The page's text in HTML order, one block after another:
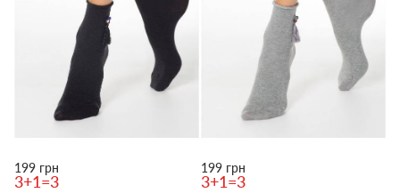
199 грн
3+1=3
199 грн
3+1=3